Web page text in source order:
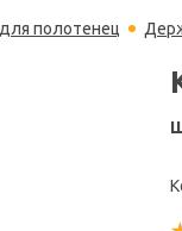
полотенец